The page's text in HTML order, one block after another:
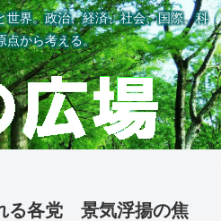
世界。政治、経済、社会、国際、科
点から考える。
る各党 景気浮揚の焦